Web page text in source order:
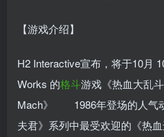
【游戏介绍】
H2 Interactive宣布，将于10月
Works 的格斗游戏《热血大乱
Mach》 1986年登场的人气
夫君》系列中最受欢迎的《热